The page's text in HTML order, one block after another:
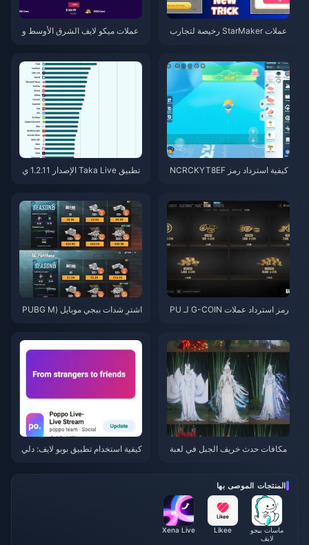
عملات StarMaker رخيصة لتجارب
عملات ميكو لايف الشرق الأوسط و
كيفية استرداد رمز NCRCKYT8EF
تطبيق Taka Live الإصدار 1.2.11 ي
رمز استرداد عملات G-COIN لـ PU
ستحق العناء حقًا؟
اشترِ شدات ببجي موبايل (PUBG M
الحزم، والشحن الآمن
مکافات حدث خريف الجبل في لعبة
كيفية استخدام تطبيق بوبو لايف: دلي
المنتجات الموصى بها
ماسات بيجو
لايف
Likee
Xena Live